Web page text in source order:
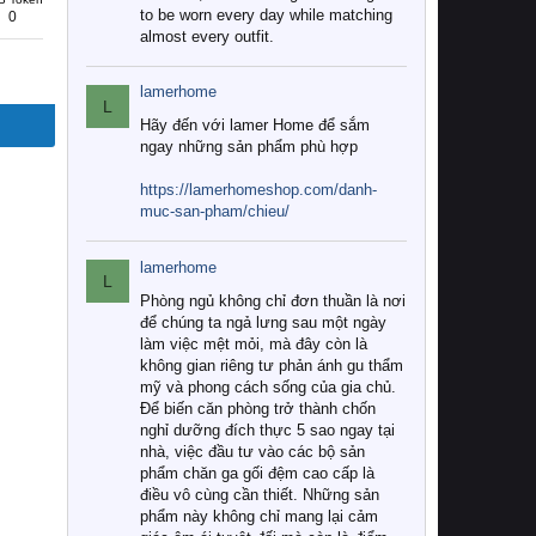
0
to be worn every day while matching
almost every outfit.
L
lamerhome
Hãy đến với lamer Home để sắm
ngay những sản phẩm phù hợp
https://lamerhomeshop.com/danh-
muc-san-pham/chieu/
L
lamerhome
Phòng ngủ không chỉ đơn thuần là nơi
để chúng ta ngả lưng sau một ngày
làm việc mệt mỏi, mà đây còn là
không gian riêng tư phản ánh gu thẩm
mỹ và phong cách sống của gia chủ.
Để biến căn phòng trở thành chốn
nghỉ dưỡng đích thực 5 sao ngay tại
nhà, việc đầu tư vào các bộ sản
phẩm chăn ga gối đệm cao cấp là
điều vô cùng cần thiết. Những sản
phẩm này không chỉ mang lại cảm